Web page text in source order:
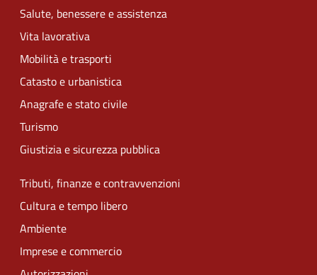
Salute, benessere e assistenza
Vita lavorativa
Mobilità e trasporti
Catasto e urbanistica
Anagrafe e stato civile
Turismo
Giustizia e sicurezza pubblica
Tributi, finanze e contravvenzioni
Cultura e tempo libero
Ambiente
Imprese e commercio